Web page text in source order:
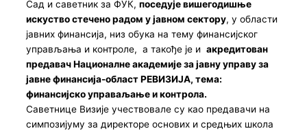
Сад и саветник за ФУК,поседује вишегодишње
искуство стечено радом у јавном сектору, у области
јавних финансија, низ обука на тему финансијског
управљања и контроле, а такође је иакредитован
предавач Националне академије за јавну управу за
јавне финансија-област РЕВИЗИЈА, тема:
финансијско управаљање и контрола.
Саветнице Визије учествовале су као предавачи на
симпозијуму за директоре основих и средњих школа